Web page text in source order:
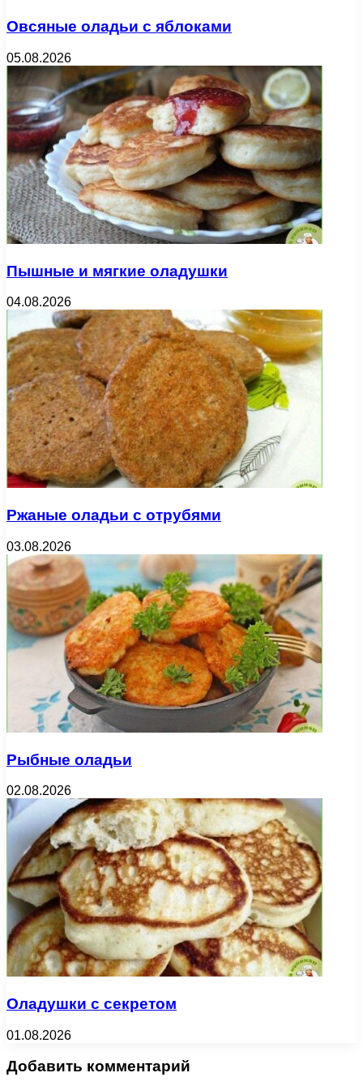
Овсяные оладьи с яблоками
05.08.2026
Пышные и мягкие оладушки
04.08.2026
Ржаные оладьи с отрубями
03.08.2026
Рыбные оладьи
02.08.2026
Оладушки с секретом
01.08.2026
Добавить комментарий